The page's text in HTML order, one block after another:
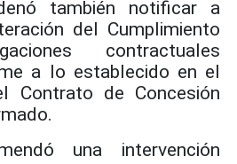
también notificar a
del Cumplimiento
contractuales
a lo establecido en el
Contrato de Concesión
una intervención